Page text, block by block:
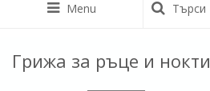
Menu Търси
Грижа за ръце и нокти